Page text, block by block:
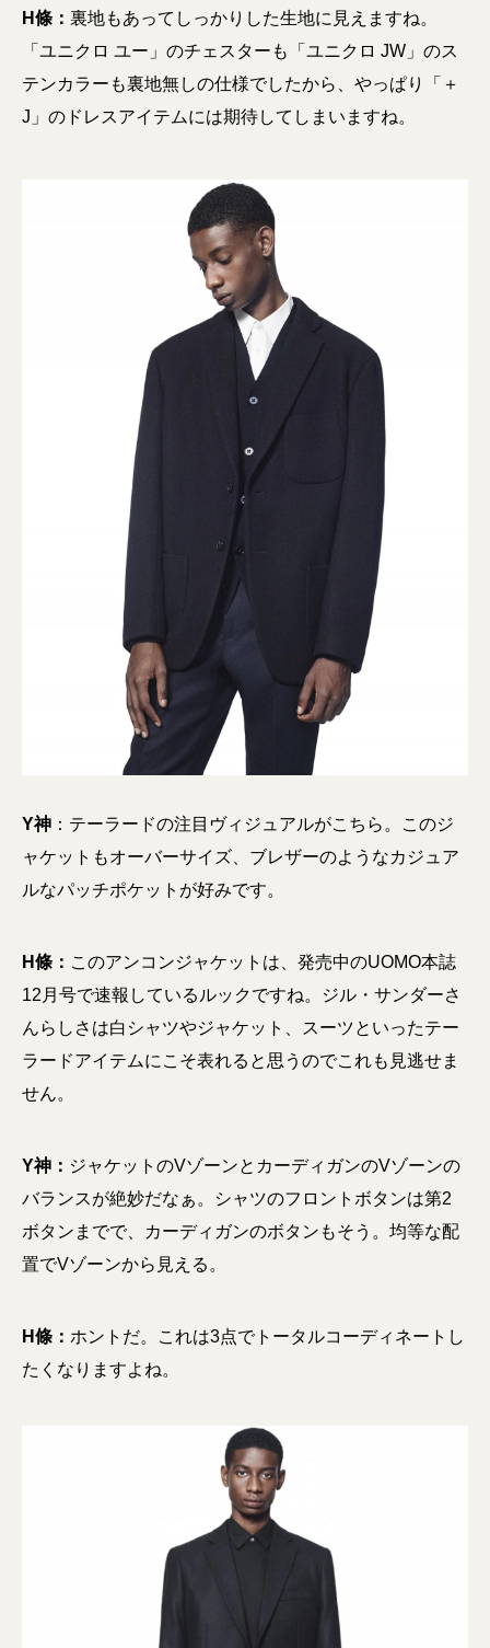
H條： 裏地もあってしっかりした生地に見えますね。
「ユニクロ ユー」のチェスターも「ユニクロ JW」のス
テンカラーも裏地無しの仕様でしたから、やっぱり「＋
J」のドレスアイテムには期待してしまいますね。
Y神 ：テーラードの注目ヴィジュアルがこちら。このジ
ャケットもオーバーサイズ、ブレザーのようなカジュア
ルなパッチポケットが好みです。
H條： このアンコンジャケットは、発売中のUOMO本誌
12月号で速報しているルックですね。ジル・サンダーさ
んらしさは白シャツやジャケット、スーツといったテー
ラードアイテムにこそ表れると思うのでこれも見逃せま
せん。
Y神： ジャケットのVゾーンとカーディガンのVゾーンの
バランスが絶妙だなぁ。シャツのフロントボタンは第2
ボタンまでで、カーディガンのボタンもそう。均等な配
置でVゾーンから見える。
H條： ホントだ。これは3点でトータルコーディネートし
たくなりますよね。